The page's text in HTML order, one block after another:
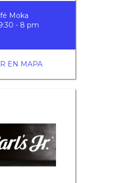
Moka
- 8 pm
EN MAPA